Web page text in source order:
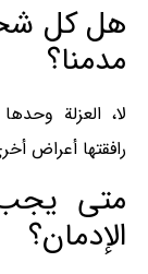
هل كل
مدمنا؟
لا، العزلة
رافقتها أعراض
متى يجب
الإدمان؟